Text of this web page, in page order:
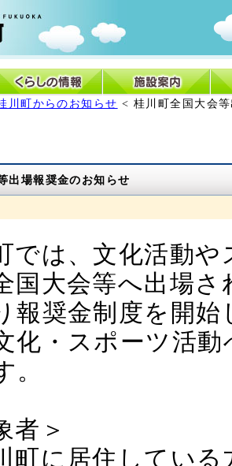
川町からのお知らせ < 桂川町全国大会
出場報奨金のお知らせ
では、文化活動
国大会等へ出場
報奨金制度を開
化・スポーツ活
。
者＞
町に居住している